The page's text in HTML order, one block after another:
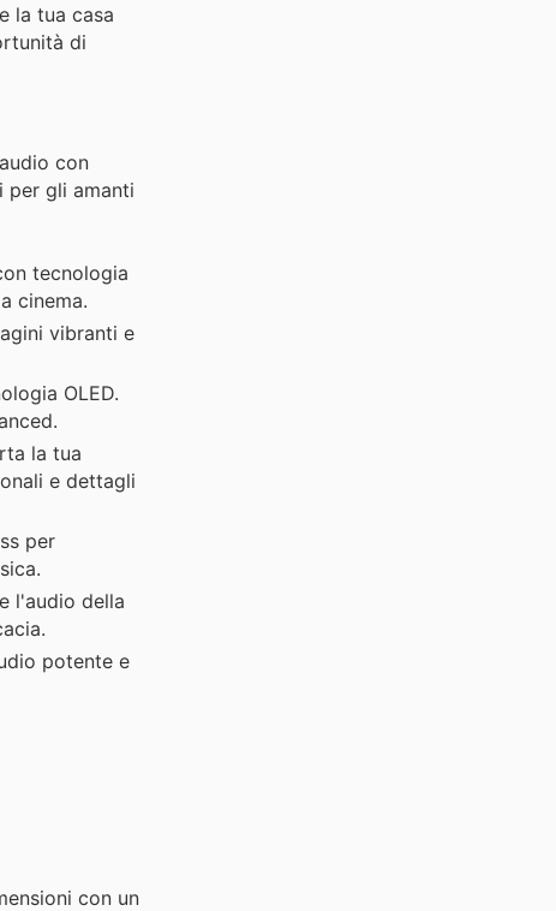
la tua casa
di
con
per gli amanti
tecnologia
cinema.
vibranti e
OLED.
la tua
e dettagli
per
l'audio della
potente e
con un